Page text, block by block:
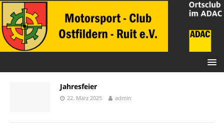
Jahresfeier
22. März 2025 admin